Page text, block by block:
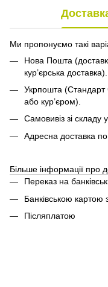
Ми пропонуємо такі
Нова Пошта
кур’єрська доставка).
Укрпошта (Стандарт
або кур’єром).
Самовивіз зі складу
Адресна доставка по
Більше інформації про
Переказ на
Банківською картою
Післяплатою